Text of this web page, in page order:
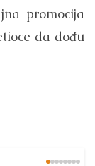
promocija
da dođu